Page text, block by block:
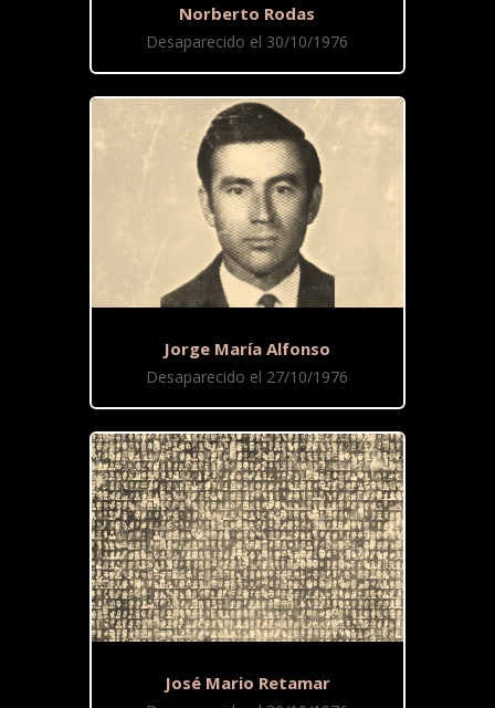
Norberto Rodas
Desaparecido el 30/10/1976
Jorge María Alfonso
Desaparecido el 27/10/1976
José Mario Retamar